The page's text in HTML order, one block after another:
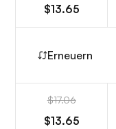
$13.65
Erneuern
$17.06
$13.65